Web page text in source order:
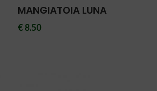
MANGIATOIA LUNA
€ 8.50